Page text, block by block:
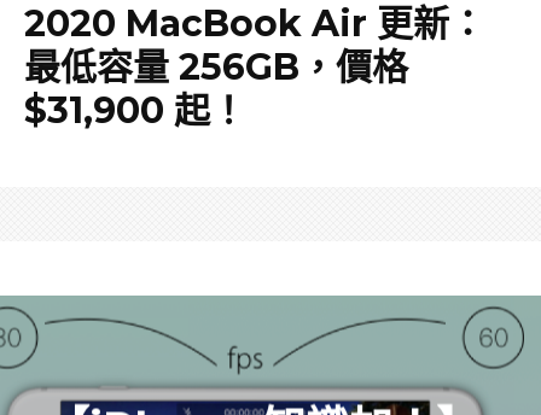
2020 MacBook Air 更新：
最低容量 256GB，價格
$31,900 起！